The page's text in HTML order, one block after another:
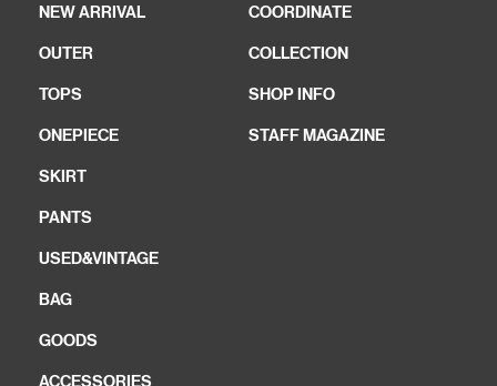
NEW ARRIVAL
OUTER
TOPS
ONEPIECE
SKIRT
PANTS
USED&VINTAGE
BAG
GOODS
ACCESSORIES
COORDINATE
COLLECTION
SHOP INFO
STAFF MAGAZINE